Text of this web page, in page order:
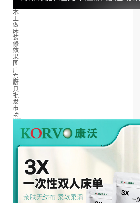
木
工
做
床
装
修
效
果
图
广
东
厨
具
批
发
市
场